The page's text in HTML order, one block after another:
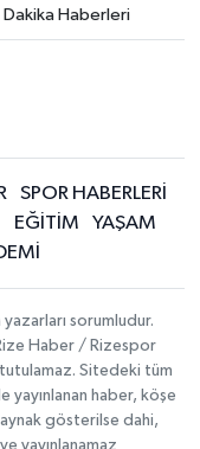
Dakika Haberleri
SPOR HABERLERİ
EĞİTİM
YAŞAM
sorumludur.
Haber / Rizespor
Sitedeki tüm
yayınlanan haber, köşe
gösterilse dahi,
yayınlanamaz